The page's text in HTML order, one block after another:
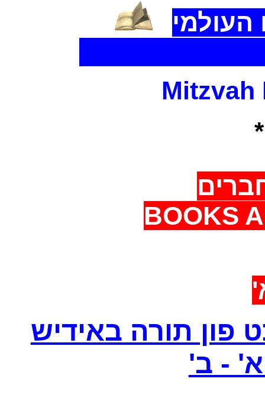
העולמי
Mitzvah
BOOKS
פון תורה באידיש
- ב'